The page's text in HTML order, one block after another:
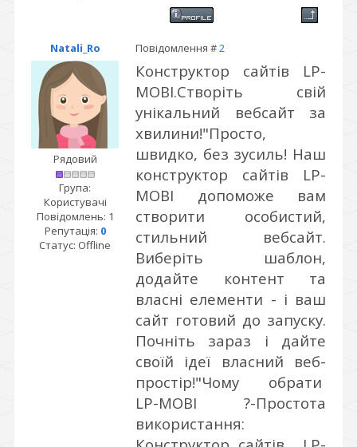
Natali_Ro Повідомлення #2
Рядовий
Група:
Користувачі
Повідомлень: 1
Репутація: 0
Статус: Offline
Конструктор сайтів LP-
MOBI.Створіть свій
унікальний вебсайт за
хвилини!"Просто,
швидко, без зусиль! Наш
конструктор сайтів LP-
MOBI допоможе вам
створити особистий,
стильний вебсайт.
Виберіть шаблон,
додайте контент та
власні елементи - і ваш
сайт готовий до запуску.
Почніть зараз і дайте
своїй ідеї власний веб-
простір!"Чому обрати
LP-MOBI ?-Простота
використання: